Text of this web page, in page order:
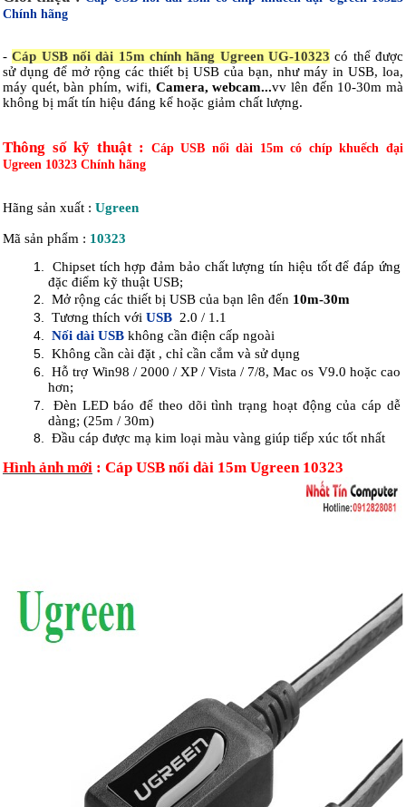
Chính hãng
-Cáp USB nối dài 15m chính hãng Ugreen UG-10323 có thể được
sử dụng để mở rộng các thiết bị USB của bạn, như máy in USB, loa,
máy quét, bàn phím, wifi, Camera, webcam...vv lên đến 10-30m mà
không bị mất tín hiệu đáng kể hoặc giảm chất lượng.
Thông số kỹ thuật : Cáp USB nối dài 15m có chíp khuếch đại
Ugreen 10323 Chính hãng
Hãng sản xuất : Ugreen
Mã sản phẩm : 10323
Chipset tích hợp đảm bảo chất lượng tín hiệu tốt để đáp ứng
đặc điểm kỹ thuật USB;
Mở rộng các thiết bị USB của bạn lên đến 10m-30m
Tương thích với USB 2.0 / 1.1
Nối dài USB không cần điện cấp ngoài
Không cần cài đặt , chỉ cần cắm và sử dụng
Hỗ trợ Win98 / 2000 / XP / Vista / 7/8, Mac os V9.0 hoặc cao
hơn;
Đèn LED báo để theo dõi tình trạng hoạt động của cáp dễ
dàng; (25m / 30m)
Đầu cáp được mạ kim loại màu vàng giúp tiếp xúc tốt nhất
Hình ảnh mới : Cáp USB nối dài 15m Ugreen 10323